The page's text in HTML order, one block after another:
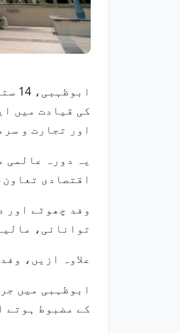
اور تجارت و
یہ دورہ عالمی
اقتصادی
توانائی،
علاوہ ازیں،
کے مضبوط ہوتے